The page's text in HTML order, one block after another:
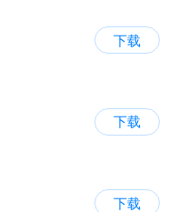
下载
下载
下载